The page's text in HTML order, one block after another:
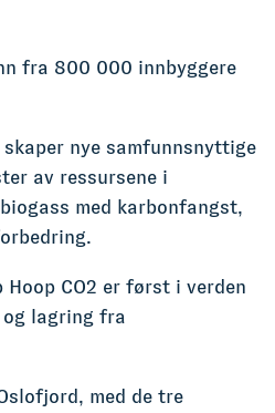
fra 800 000 innbyggere
nye samfunnsnyttige
av ressursene i
med karbonfangst,
Hoop CO2 er først i verden
lagring fra
med de tre